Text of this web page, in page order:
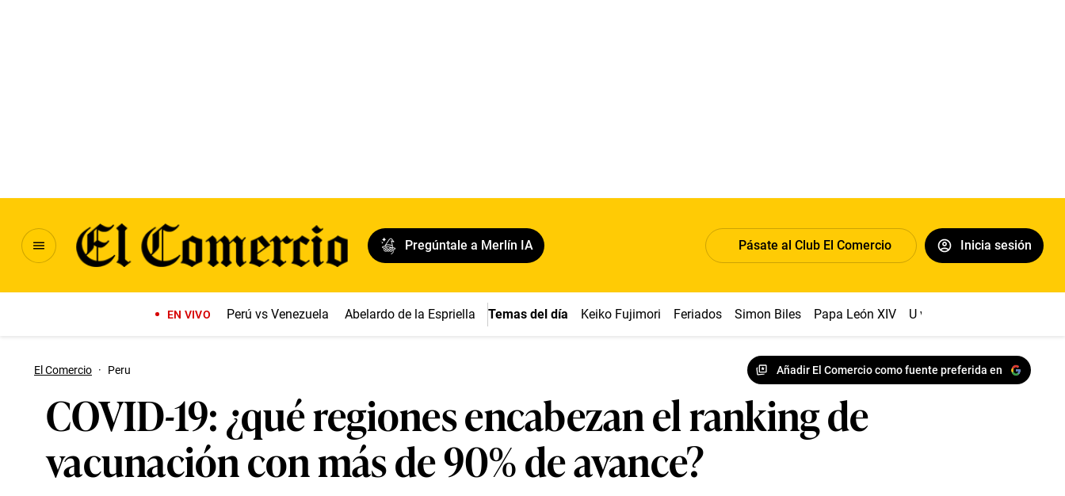
Pregúntale a Merlín IA Pásate al Club El Comercio Inicia sesión
EN VIVO Perú vs Venezuela Abelardo de la Espriella Temas del día Keiko Fujimori Feriados Simon Biles Papa León XIV U vs Cristal
El Comercio · Peru Añadir El Comercio como fuente preferida en
COVID-19: ¿qué regiones encabezan el ranking de
vacunación con más de 90% de avance?